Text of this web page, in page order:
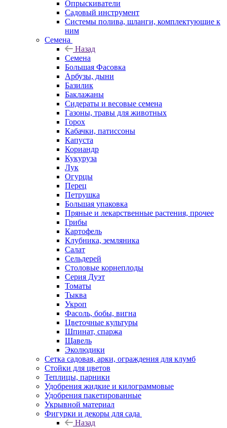
Опрыскиватели
Садовый инструмент
Системы полива, шланги, комплектующие к
ним
Семена
Назад
Семена
Большая Фасовка
Арбузы, дыни
Базилик
Баклажаны
Сидераты и весовые семена
Газоны, травы для животных
Горох
Кабачки, патиссоны
Капуста
Кориандр
Кукуруза
Лук
Огурцы
Перец
Петрушка
Большая упаковка
Пряные и лекарственные растения, прочее
Грибы
Картофель
Клубника, земляника
Салат
Сельдерей
Столовые корнеплоды
Серия Дуэт
Томаты
Тыква
Укроп
Фасоль, бобы, вигна
Цветочные культуры
Шпинат, спаржа
Щавель
Эколюдики
Сетка садовая, арки, ограждения для клумб
Стойки для цветов
Теплицы, парники
Удобрения жидкие и килограммовые
Удобрения пакетированные
Укрывной материал
Фигурки и декоры для сада
Назад